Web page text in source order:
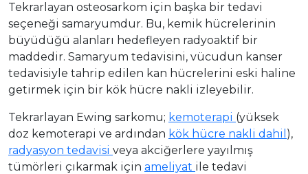
Tekrarlayan osteosarkom için başka bir tedavi
seçeneği samaryumdur. Bu, kemik hücrelerinin
büyüdüğü alanları hedefleyen radyoaktif bir
maddedir. Samaryum tedavisini, vücudun kanser
tedavisiyle tahrip edilen kan hücrelerini eski haline
getirmek için bir kök hücre nakli izleyebilir.
Tekrarlayan Ewing sarkomu; kemoterapi (yüksek
doz kemoterapi ve ardından kök hücre nakli dahil ),
radyasyon tedavisi veya akciğerlere yayılmış
tümörleri çıkarmak için ameliyat ile tedavi